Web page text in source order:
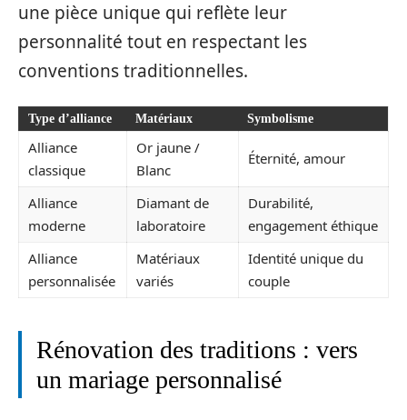
une pièce unique qui reflète leur
personnalité tout en respectant les
conventions traditionnelles.
Type d’alliance Matériaux Symbolisme
Alliance
classique
Or jaune /
Blanc
Éternité, amour
Alliance
moderne
Diamant de
laboratoire
Durabilité,
engagement éthique
Alliance
personnalisée
Matériaux
variés
Identité unique du
couple
Rénovation des traditions : vers
un mariage personnalisé